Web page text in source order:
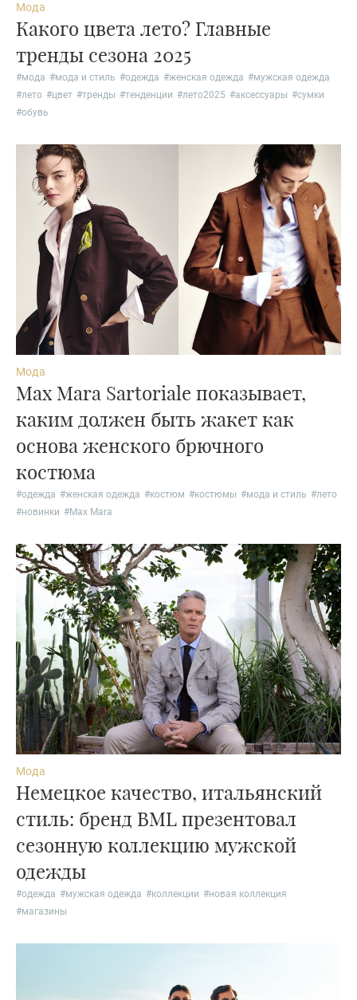
Мода
Какого цвета лето? Главные
тренды сезона 2025
#мода #мода и стиль #одежда #женская одежда #мужская одежда
#лето #цвет #тренды #тенденции #лето2025 #аксессуары #сумки
#обувь
Мода
Max Mara Sartoriale показывает,
каким должен быть жакет как
основа женского брючного
костюма
#одежда #женская одежда #костюм #костюмы #мода и стиль #лето
#новинки #Max Mara
Мода
Немецкое качество, итальянский
стиль: бренд BML презентовал
сезонную коллекцию мужской
одежды
#одежда #мужская одежда #коллекции #новая коллекция
#магазины